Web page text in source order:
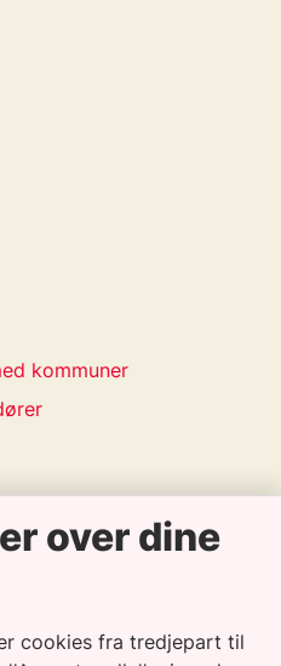
kommuner
over dine
cookies fra tredjepart til